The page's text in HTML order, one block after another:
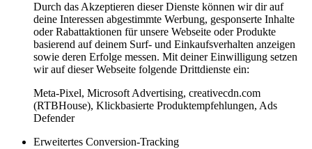
Durch das Akzeptieren dieser Dienste können wir dir auf
deine Interessen abgestimmte Werbung, gesponserte Inhalte
oder Rabattaktionen für unsere Webseite oder Produkte
basierend auf deinem Surf- und Einkaufsverhalten anzeigen
sowie deren Erfolge messen. Mit deiner Einwilligung setzen
wir auf dieser Webseite folgende Drittdienste ein:
Meta-Pixel, Microsoft Advertising, creativecdn.com
(RTBHouse), Klickbasierte Produktempfehlungen, Ads
Defender
Erweitertes Conversion-Tracking